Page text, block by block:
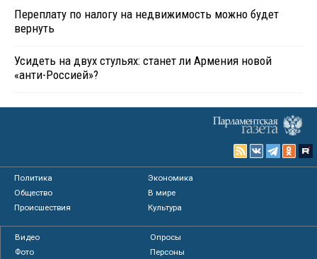
Переплату по налогу на недвижимость можно будет
вернуть
Усидеть на двух стульях: станет ли Армения новой
«анти-Россией»?
Политика
Экономика
Общество
В мире
Происшествия
Культура
Видео
Опросы
Фото
Персоны